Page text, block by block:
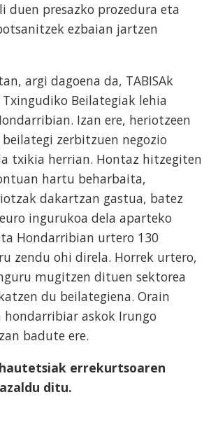
duen presazko prozedura eta
ezbaian jartzen
argi dagoena da, TABISAk
Beilategiak lehia
Izan ere, heriotzeen
zerbitzuen negozio
txikia herrian. Hontaz hitzegiten
hartu beharbaita,
dakartzan gastua, batez
ingurukoa dela aparteko
Hondarribian urtero 130
zendu ohi direla. Horrek urtero,
mugitzen dituen sektorea
du beilategiena. Orain
askok Irungo
badute ere.
errekurtsoaren
ditu.